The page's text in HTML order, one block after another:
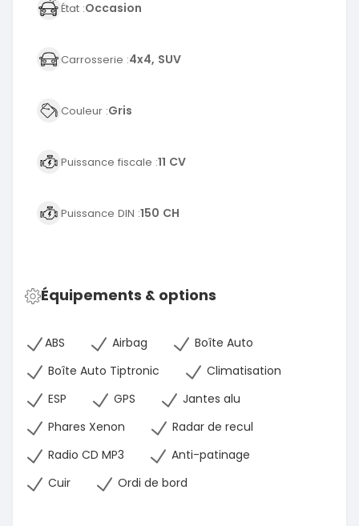
État :Occasion
Carrosserie :4x4, SUV
Couleur :Gris
Puissance fiscale :11 CV
Puissance DIN :150 CH
Équipements & options
ABS Airbag
Boîte Auto
Boîte Auto Tiptronic
Climatisation
ESP
GPS
Jantes alu
Phares Xenon
Radar de recul
Radio CD MP3
Anti-patinage
Cuir
Ordi de bord